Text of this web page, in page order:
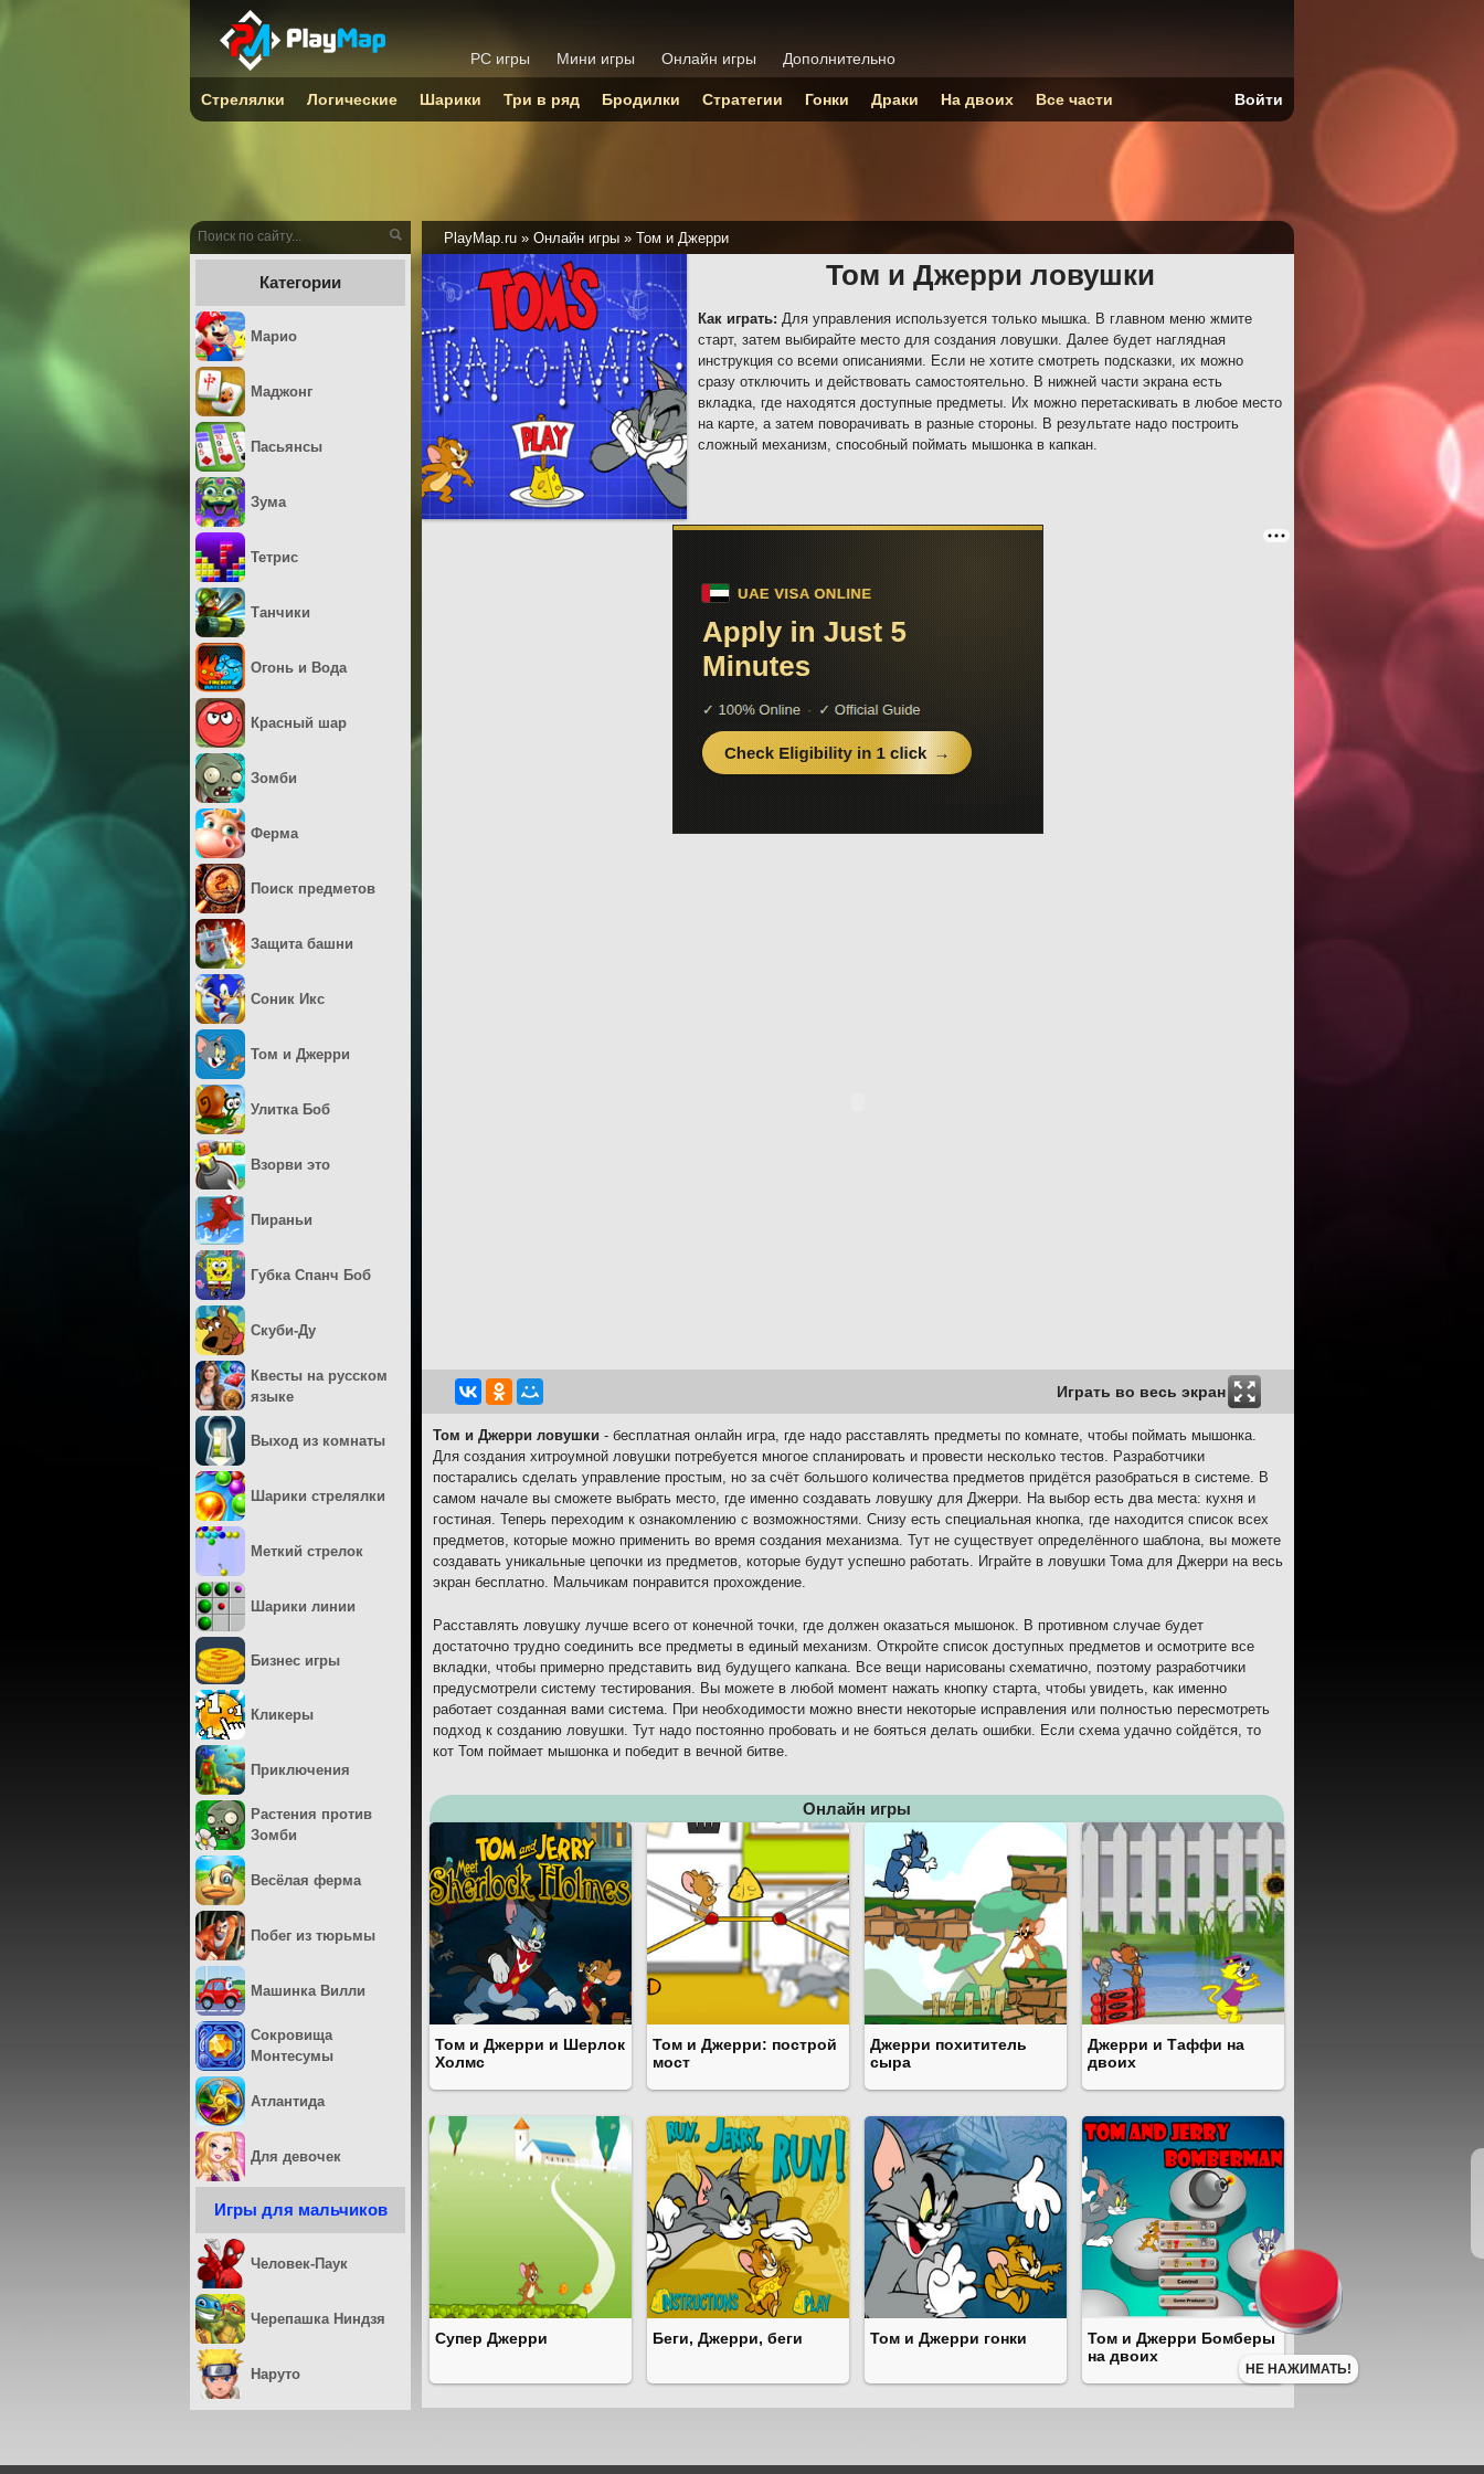
PlayMap.ru » Онлайн игры » Том и Джерри
Том и Джерри ловушки
Как играть: Для управления используется только мышка. В главном меню жмите
старт, затем выбирайте место для создания ловушки. Далее будет наглядная
инструкция со всеми описаниями. Если не хотите смотреть подсказки, их можно
сразу отключить и действовать самостоятельно. В нижней части экрана есть
вкладка, где находятся доступные предметы. Их можно перетаскивать в любое место
на карте, а затем поворачивать в разные стороны. В результате надо построить
сложный механизм, способный поймать мышонка в капкан.
Играть во весь экран
Том и Джерри ловушки - бесплатная онлайн игра, где надо расставлять предметы по комнате, чтобы поймать мышонка.
Для создания хитроумной ловушки потребуется многое спланировать и провести несколько тестов. Разработчики
постарались сделать управление простым, но за счёт большого количества предметов придётся разобраться в системе. В
самом начале вы сможете выбрать место, где именно создавать ловушку для Джерри. На выбор есть два места: кухня и
гостиная. Теперь переходим к ознакомлению с возможностями. Снизу есть специальная кнопка, где находится список всех
предметов, которые можно применить во время создания механизма. Тут не существует определённого шаблона, вы можете
создавать уникальные цепочки из предметов, которые будут успешно работать. Играйте в ловушки Тома для Джерри на весь
экран бесплатно. Мальчикам понравится прохождение.
Расставлять ловушку лучше всего от конечной точки, где должен оказаться мышонок. В противном случае будет
достаточно трудно соединить все предметы в единый механизм. Откройте список доступных предметов и осмотрите все
вкладки, чтобы примерно представить вид будущего капкана. Все вещи нарисованы схематично, поэтому разработчики
предусмотрели систему тестирования. Вы можете в любой момент нажать кнопку старта, чтобы увидеть, как именно
работает созданная вами система. При необходимости можно внести некоторые исправления или полностью пересмотреть
подход к созданию ловушки. Тут надо постоянно пробовать и не бояться делать ошибки. Если схема удачно сойдётся, то
кот Том поймает мышонка и победит в вечной битве.
Онлайн игры
Том и Джерри и Шерлок
Холмс
Том и Джерри: построй
мост
Джерри похититель
сыра
Джерри и Таффи на
двоих
Супер Джерри Беги, Джерри, беги Том и Джерри гонки
Том и Джерри Бомберы
на двоих
Категории
Марио
Маджонг
Пасьянсы
Зума
Тетрис
Танчики
Огонь и Вода
Красный шар
Зомби
Ферма
Поиск предметов
Защита башни
Соник Икс
Том и Джерри
Улитка Боб
Взорви это
Пираньи
Губка Спанч Боб
Скуби-Ду
Квесты на русском
языке
Выход из комнаты
Шарики стрелялки
Меткий стрелок
Шарики линии
Бизнес игры
Кликеры
Приключения
Растения против
Зомби
Весёлая ферма
Побег из тюрьмы
Машинка Вилли
Сокровища
Монтесумы
Атлантида
Для девочек
Игры для мальчиков
Человек-Паук
Черепашка Ниндзя
Наруто
PC игры Мини игры Онлайн игры Дополнительно
Стрелялки Логические Шарики Три в ряд Бродилки Стратегии Гонки Драки На двоих Все части Войти
НЕ НАЖИМАТЬ!